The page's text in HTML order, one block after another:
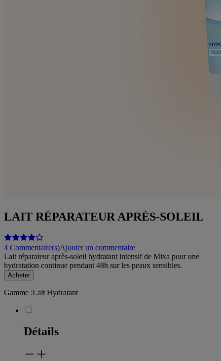
LAIT RÉPARATEUR APRÈS-SOLEIL
4 Commentaire(s)Ajouter un commentaire
Lait réparateur après-soleil hydratant intensif de Mixa pour une
hydratation continue pendant 48h sur les peaux sensibles.
Acheter
Gamme :Lait Hydratant
Détails